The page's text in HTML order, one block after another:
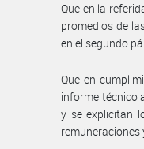
Que en la
promedios de
en el segundo
Que en
informe técnico
y se explicitan